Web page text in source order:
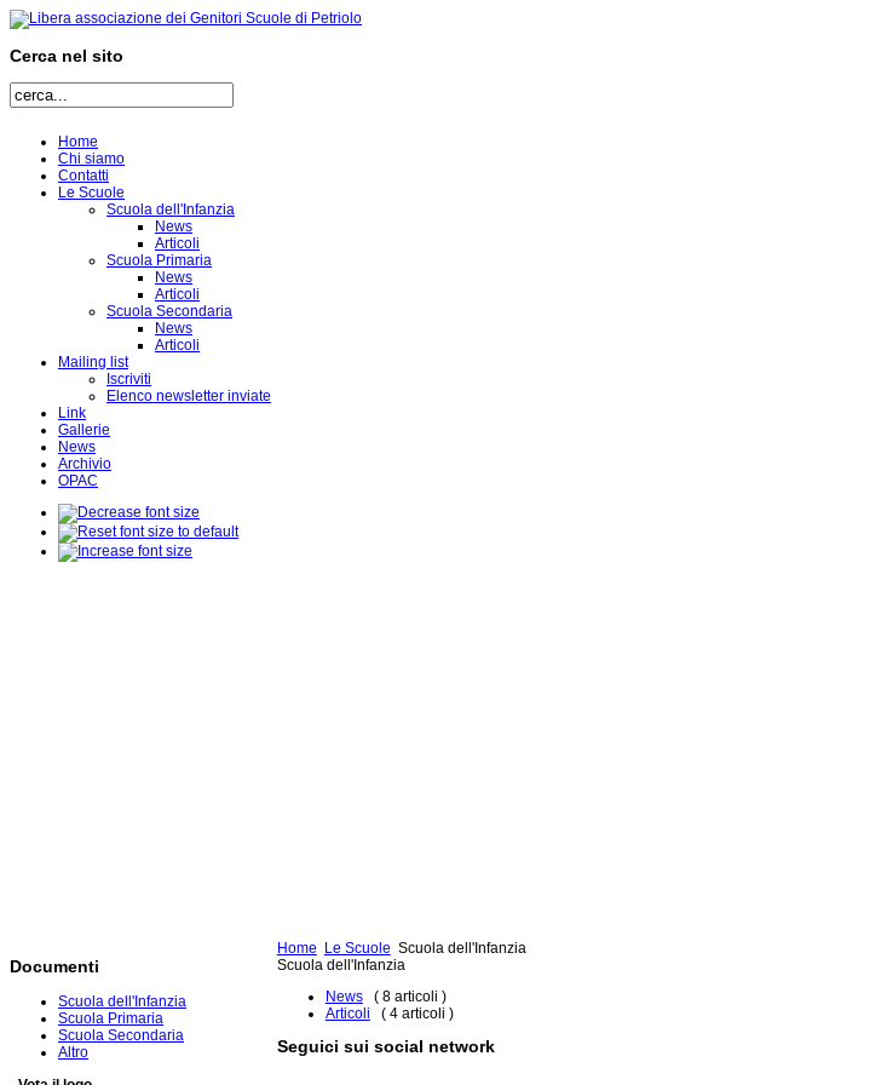
Cerca nel sito
Home
Chi siamo
Contatti
Le Scuole
Scuola dell'Infanzia
News
Articoli
Scuola Primaria
News
Articoli
Scuola Secondaria
News
Articoli
Mailing list
Iscriviti
Elenco newsletter inviate
Link
Gallerie
News
Archivio
OPAC
Documenti
Scuola dell'Infanzia
Scuola Primaria
Scuola Secondaria
Altro
Home Le Scuole Scuola dell'Infanzia
Scuola dell'Infanzia
News
( 8 articoli )
Articoli
( 4 articoli )
Seguici sui social network